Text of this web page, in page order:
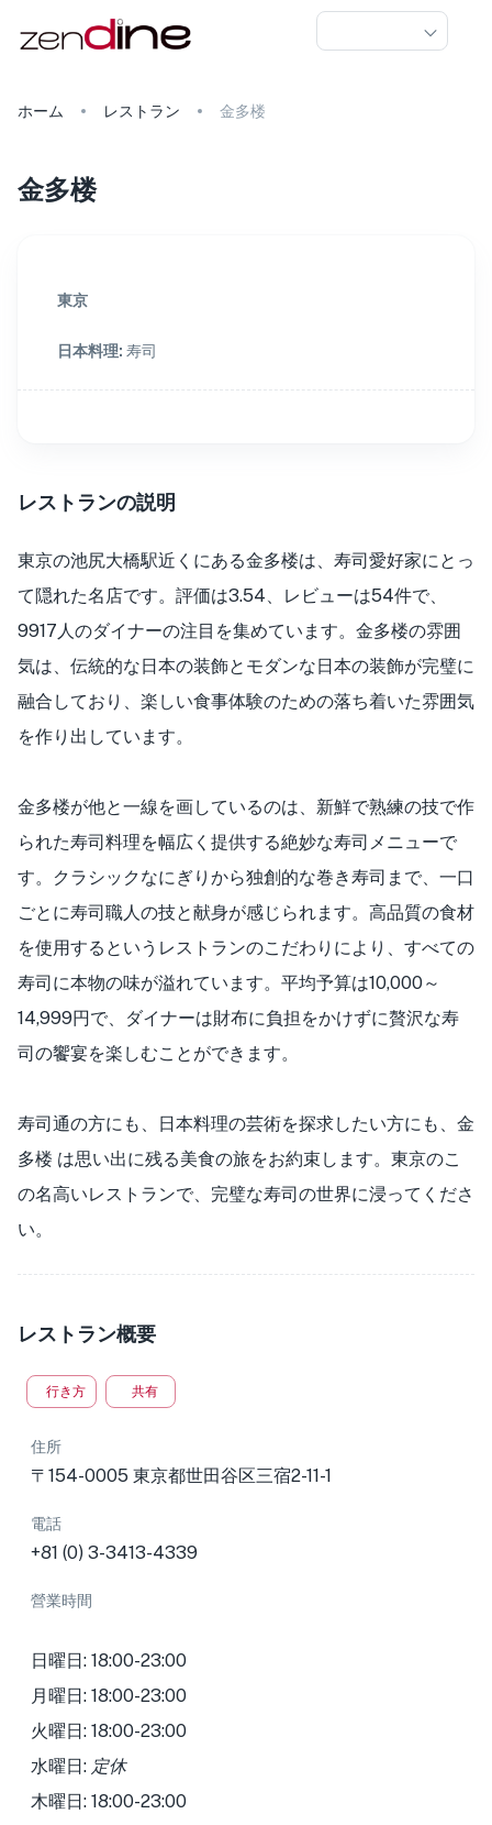
ホーム レストラン 金多楼
金多楼
東京
日本料理: 寿司
レストランの説明
東京の池尻大橋駅近くにある金多楼は、寿司愛好家にとっ
て隠れた名店です。評価は3.54、レビューは54件で、
9917人のダイナーの注目を集めています。金多楼の雰囲
気は、伝統的な日本の装飾とモダンな日本の装飾が完璧に
融合しており、楽しい食事体験のための落ち着いた雰囲気
を作り出しています。
金多楼が他と一線を画しているのは、新鮮で熟練の技で作
られた寿司料理を幅広く提供する絶妙な寿司メニューで
す。クラシックなにぎりから独創的な巻き寿司まで、一口
ごとに寿司職人の技と献身が感じられます。高品質の食材
を使用するというレストランのこだわりにより、すべての
寿司に本物の味が溢れています。平均予算は10,000～
14,999円で、ダイナーは財布に負担をかけずに贅沢な寿
司の饗宴を楽しむことができます。
寿司通の方にも、日本料理の芸術を探求したい方にも、金
多楼 は思い出に残る美食の旅をお約束します。東京のこ
の名高いレストランで、完璧な寿司の世界に浸ってくださ
い。
レストラン概要
行き方 共有
住所
〒154-0005 東京都世田谷区三宿2-11-1
電話
+81 (0) 3-3413-4339
營業時間
日曜日: 18:00-23:00
月曜日: 18:00-23:00
火曜日: 18:00-23:00
水曜日: 定休
木曜日: 18:00-23:00